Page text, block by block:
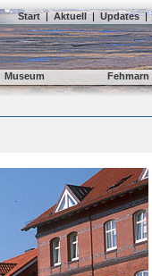
Start | Aktuell | Updates |
Museum Fehmarn